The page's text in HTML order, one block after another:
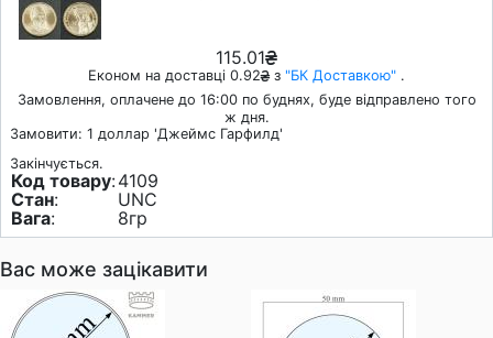
115.01
Економ на доставці 0.92 з "БК Доставкою" .
Замовлення, оплачене до 16:00 по буднях, буде відправлено того
ж дня.
Замовити: 1 доллар 'Джеймс Гарфилд'
Закінчується.
Код товару:4109
Стан:
UNC
Вага: 8гр
Вас може зацікавити